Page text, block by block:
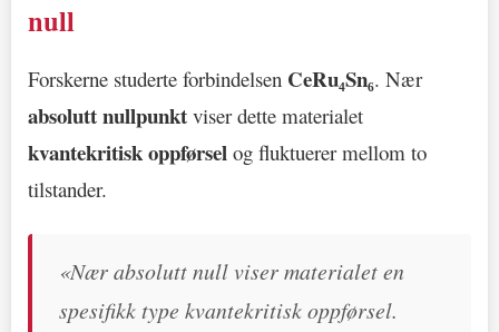
null
Forskerne studerte forbindelsen CeRu₄Sn₆. Nær
absolutt nullpunkt viser dette materialet
kvantekritisk oppførsel og fluktuerer mellom to
tilstander.
«Nær absolutt null viser materialet en
spesifikk type kvantekritisk oppførsel.